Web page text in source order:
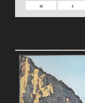
›
»